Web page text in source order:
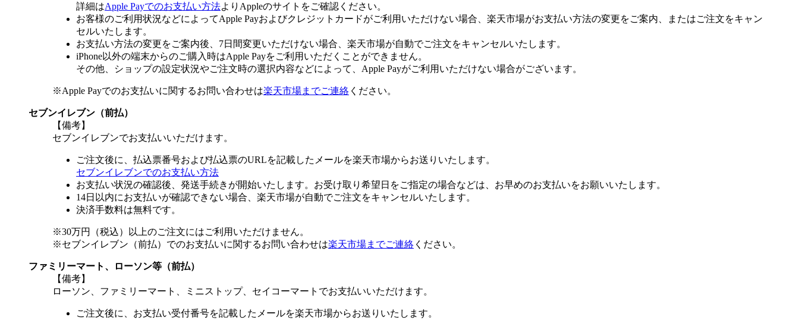
詳細はApple Payでのお支払い方法よりAppleのサイトをご確認ください。
お客様のご利用状況などによってApple Payおよびクレジットカードがご利用いただけない場合、楽天市場がお支払い方法の変更をご案内、またはご注文をキャン
セルいたします。
お支払い方法の変更をご案内後、7日間変更いただけない場合、楽天市場が自動でご注文をキャンセルいたします。
iPhone以外の端末からのご購入時はApple Payをご利用いただくことができません。
その他、ショップの設定状況やご注文時の選択内容などによって、Apple Payがご利用いただけない場合がございます。
※Apple Payでのお支払いに関するお問い合わせは楽天市場までご連絡 ください。
セブンイレブン（前払）
【備考】
セブンイレブンでお支払いいただけます。
ご注文後に、払込票番号および払込票のURLを記載したメールを楽天市場からお送りいたします。
セブンイレブンでのお支払い方法
お支払い状況の確認後、発送手続きが開始いたします。お受け取り希望日をご指定の場合などは、お早めのお支払いをお願いいたします。
14日以内にお支払いが確認できない場合、楽天市場が自動でご注文をキャンセルいたします。
決済手数料は無料です。
※30万円（税込）以上のご注文にはご利用いただけません。
※セブンイレブン（前払）でのお支払いに関するお問い合わせは楽天市場までご連絡 ください。
ファミリーマート、ローソン等（前払）
【備考】
ローソン、ファミリーマート、ミニストップ、セイコーマートでお支払いいただけます。
ご注文後に、お支払い受付番号を記載したメールを楽天市場からお送りいたします。